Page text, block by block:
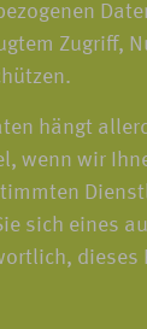
Zugriff,
hängt
wenn wir
sich eines
dieses